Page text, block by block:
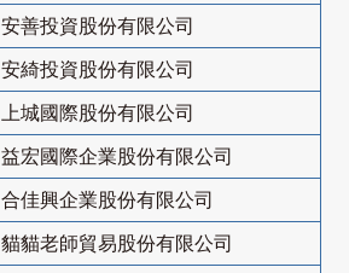
安善投資股份有限公司
安綺投資股份有限公司
上城國際股份有限公司
益宏國際企業股份有限公司
合佳興企業股份有限公司
貓貓老師貿易股份有限公司